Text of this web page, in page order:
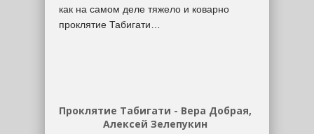
как на самом деле тяжело и коварно
проклятие Табигати…
Проклятие Табигати - Вера Добрая,
Алексей Зелепукин